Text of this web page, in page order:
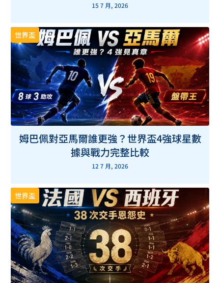
15 7 月, 2026
世界盃
姆巴佩對亞馬爾誰更強？世界盃4強球星數
據與戰力完整比較
12 7 月, 2026
世界盃